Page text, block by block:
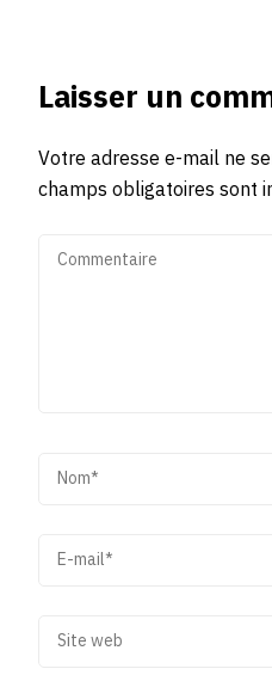
Laisser un
Votre adresse e-mail ne
champs obligatoires sont